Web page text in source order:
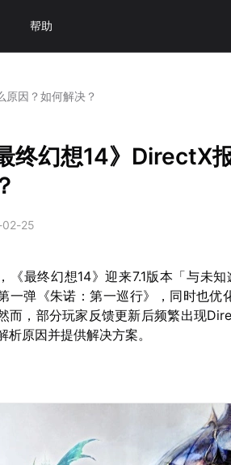
帮助
原因？如何解决？
终幻想14》DirectX
25
《最终幻想14》迎来7.1版本「与未
一弹《朱诺：第一巡行》，同时也
而，部分玩家反馈更新后频繁出现
析原因并提供解决方案。